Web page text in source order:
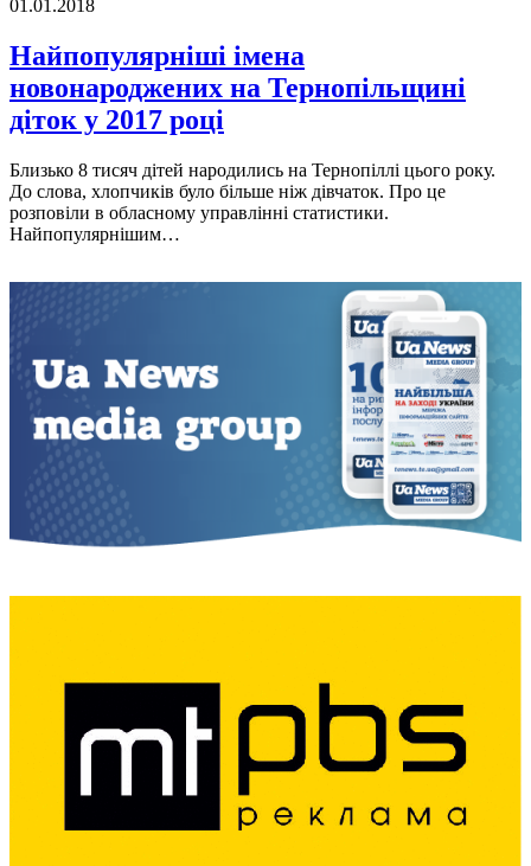
01.01.2018
Найпопулярніші імена
новонароджених на Тернопільщині
діток у 2017 році
Близько 8 тисяч дітей народились на Тернопіллі цього року.
До слова, хлопчиків було більше ніж дівчаток. Про це
розповіли в обласному управлінні статистики.
Найпопулярнішим…